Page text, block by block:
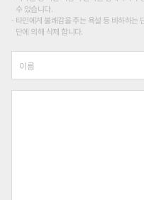
수 있습니다.
타인에게 불쾌감을 주는 욕설 등 비하하는
단에 의해 삭제 합니다.